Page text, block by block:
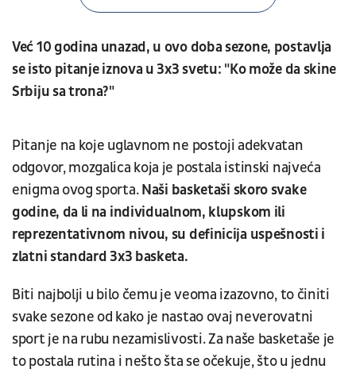
Već 10 godina unazad, u ovo doba sezone, postavlja
se isto pitanje iznova u 3x3 svetu: "Ko može da skine
Srbiju sa trona?"
Pitanje na koje uglavnom ne postoji adekvatan
odgovor, mozgalica koja je postala istinski najveća
enigma ovog sporta.Naši basketaši skoro svake
godine, da li na individualnom, klupskom ili
reprezentativnom nivou, su definicija uspešnosti i
zlatni standard 3x3 basketa.
Biti najbolji u bilo čemu je veoma izazovno, to činiti
svake sezone od kako je nastao ovaj neverovatni
sport je na rubu nezamislivosti. Za naše basketaše je
to postala rutina i nešto šta se očekuje, što u jednu